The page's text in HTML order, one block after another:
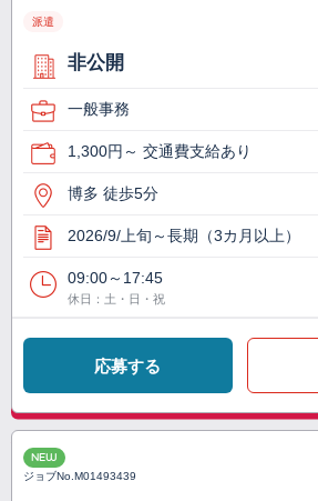
派遣
非公開
一般事務
1,300円～ 交通費支給あり
博多 徒歩5分
2026/9/上旬～長期（3カ月以上）
09:00～17:45
休日：土・日・祝
応募する
NEW
ジョブNo.M01493439